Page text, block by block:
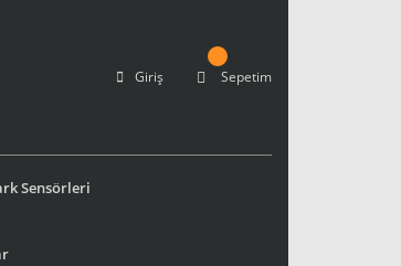
Giriş Sepetim
Sensörleri